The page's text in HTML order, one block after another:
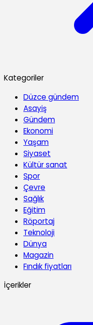
Kategoriler
Düzce gündem
Asayiş
Gündem
Ekonomi
Yaşam
Siyaset
Kültür sanat
Spor
Çevre
Sağlık
Eğitim
Röportaj
Teknoloji
Dünya
Magazin
Fındık fiyatları
İçerikler